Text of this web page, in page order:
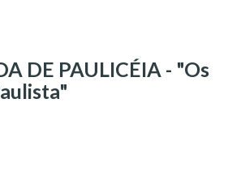
DE PAULICÉIA - "Os